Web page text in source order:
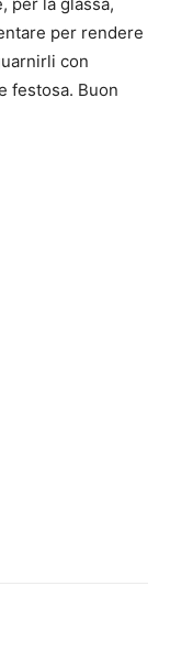
per rendere
con
festosa. Buon